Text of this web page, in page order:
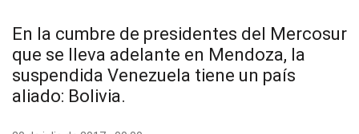
En la cumbre de presidentes del Mercosur
que se lleva adelante en Mendoza, la
suspendida Venezuela tiene un país
aliado: Bolivia.